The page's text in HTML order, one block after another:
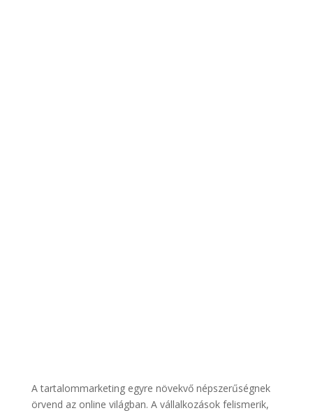
A tartalommarketing egyre növekvő népszerűségnek
örvend az online világban. A vállalkozások felismerik,